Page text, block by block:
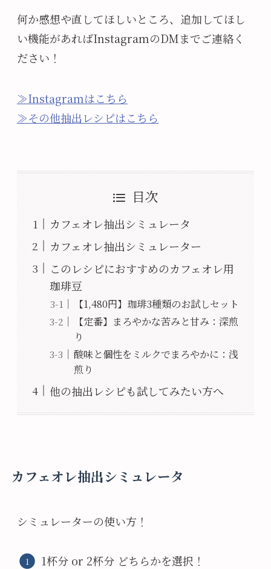
何か感想や直してほしいところ、追加してほし
い機能があればInstagramのDMまでご連絡く
ださい！
≫Instagramはこちら
≫その他抽出レシピはこちら
目次
カフェオレ抽出シミュレータ
カフェオレ抽出シミュレーター
このレシピにおすすめのカフェオレ用
珈琲豆
【1,480円】珈琲3種類のお試しセット
【定番】まろやかな苦みと甘み：深煎
り
酸味と個性をミルクでまろやかに：浅
煎り
他の抽出レシピも試してみたい方へ
カフェオレ抽出シミュレータ
シミュレーターの使い方！
1杯分 or 2杯分 どちらかを選択！